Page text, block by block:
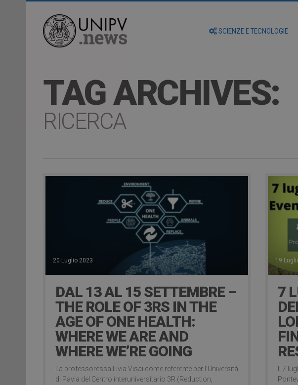
SCIENZE E TECNOLOGIE
TAG ARCHIVES:
RICERCA
20 Luglio 2023
DAL 13 AL 15 SETTEMBRE –
THE ROLE OF 3RS IN THE
AGE OF ONE HEALTH:
WHERE WE ARE AND
WHERE WE’RE GOING
La professoressa Livia Visai come referente per l’Università
di Pavia del Centro interuniversitario 3R (Reduction,
19
7
Il 7